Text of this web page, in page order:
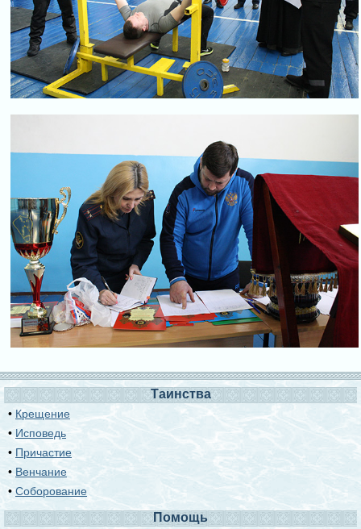
Таинства
• Крещение
• Исповедь
• Причастие
• Венчание
•Соборование
Помощь